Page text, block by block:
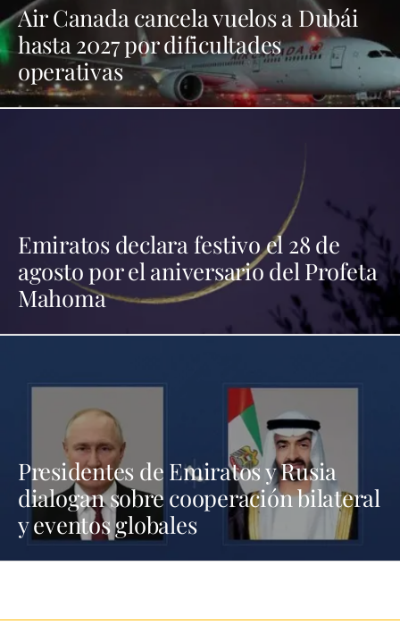
Air Canada cancela vuelos a Dubái
hasta 2027 por dificultades
operativas
Emiratos declara festivo el 28 de
agosto por el aniversario del Profeta
Mahoma
Presidentes de Emiratos y Rusia
dialogan sobre cooperación bilateral
y eventos globales